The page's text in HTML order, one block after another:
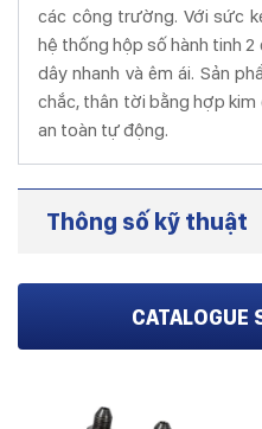
các công trường. Với sức
hệ thống hộp số hành tinh 2
dây nhanh và êm ái. Sản
chắc, thân tời bằng hợp kim
an toàn tự động.
Thông số kỹ thuật
chống gỉ
28 kg
CATALOGUE